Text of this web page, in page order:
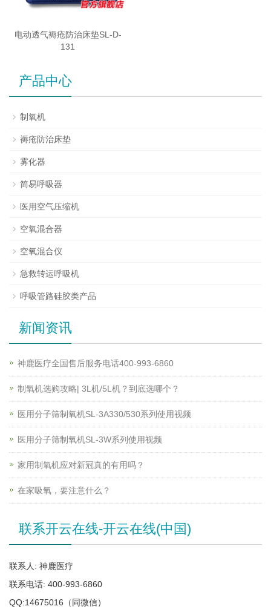
电动透气褥疮防治床垫SL-D-
131
产品中心
制氧机
褥疮防治床垫
雾化器
简易呼吸器
医用空气压缩机
空氧混合器
空氧混合仪
急救转运呼吸机
呼吸管路硅胶类产品
新闻资讯
神鹿医疗全国售后服务电话400-993-6860
制氧机选购攻略| 3L机/5L机？到底选哪个？
医用分子筛制氧机SL-3A330/530系列使用视频
医用分子筛制氧机SL-3W系列使用视频
家用制氧机应对新冠真的有用吗？
在家吸氧，要注意什么？
联系开云在线-开云在线(中国)
联系人: 神鹿医疗
联系电话: 400-993-6860
QQ:14675016（同微信）